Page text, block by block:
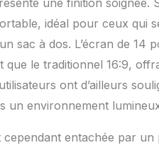
une finition
idéal pour ceux qui
sac à dos. L’écran de
que le traditionnel 16:9,
ont d’ailleurs
un environnement
cependant entachée par